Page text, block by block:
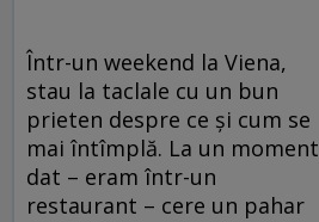
Într-un weekend la Viena,
stau la taclale cu un bun
prieten despre ce şi cum se
mai întîmplă. La un moment
dat – eram într-un
restaurant – cere un pahar